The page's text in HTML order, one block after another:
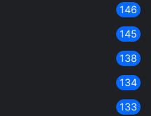
146
145
138
134
133